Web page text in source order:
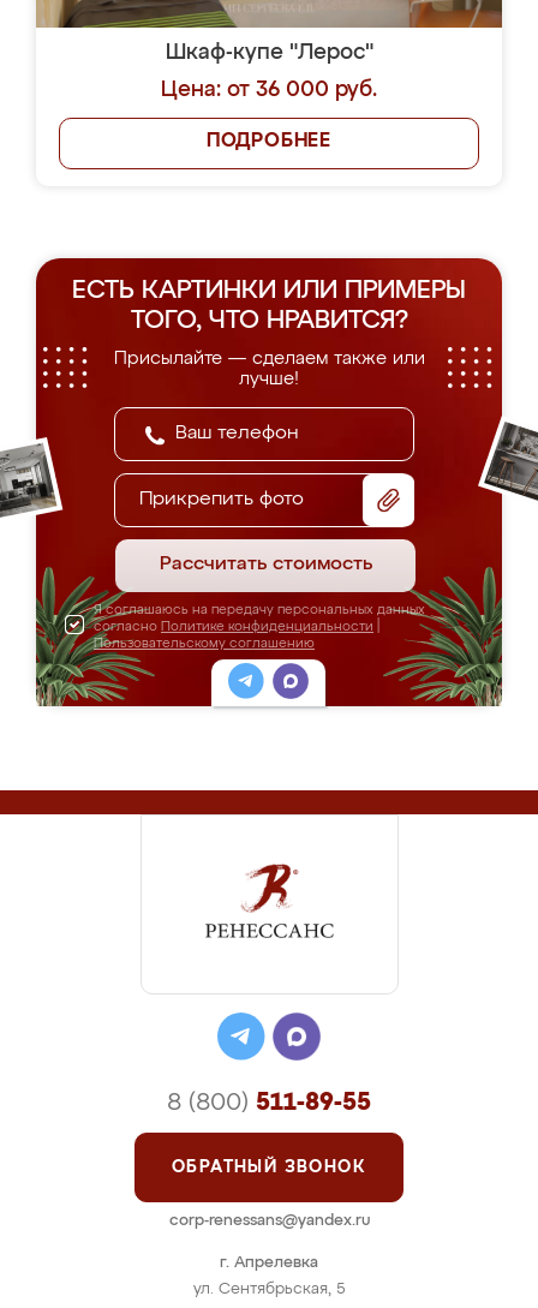
Шкаф-купе "Лерос"
Цена: от 36 000 руб.
ПОДРОБНЕЕ
ЕСТЬ КАРТИНКИ ИЛИ ПРИМЕРЫ
ТОГО, ЧТО НРАВИТСЯ?
Присылайте — сделаем также или
лучше!
Прикрепить фото
Рассчитать стоимость
Я соглашаюсь на передачу персональных данных
согласно Политике конфиденциальности
Пользовательскому соглашению
г. Апрелевка
ул. Сентябрьская, 5
8 (800) 511-89-55
ОБРАТНЫЙ ЗВОНОК
corp-renessans@yandex.ru